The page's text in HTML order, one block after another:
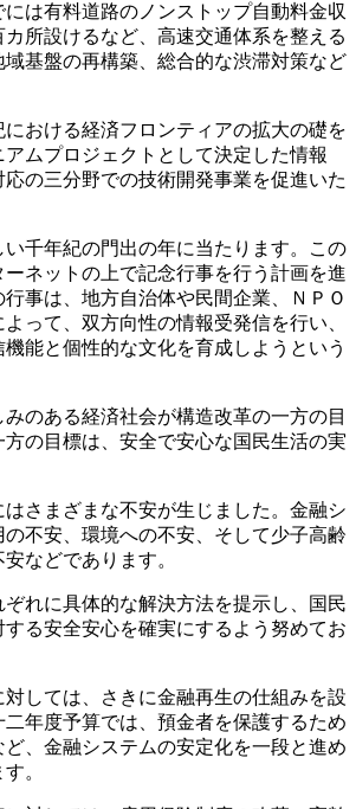
は有料道路のノンストップ自動料金収
所設けるなど、高速交通体系を整える
域基盤の再構築、総合的な渋滞対策など
おける経済フロンティアの拡大の礎を
ムプロジェクトとして決定した情報
の三分野での技術開発事業を促進いた
千年紀の門出の年に当たります。この
ネットの上で記念行事を行う計画を進
事は、地方自治体や民間企業、ＮＰＯ
って、双方向性の情報受発信を行い、
能と個性的な文化を育成しようという
のある経済社会が構造改革の一方の目
の目標は、安全で安心な国民生活の実
さまざまな不安が生じました。金融シ
の不安、環境への不安、そして少子高齢
などであります。
れに具体的な解決方法を提示し、国民
る安全安心を確実にするよう努めてお
しては、さきに金融再生の仕組みを設
年度予算では、預金者を保護するため
、金融システムの安定化を一段と進め
。